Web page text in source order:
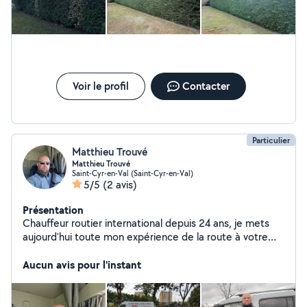
Voir le profil Contacter
Particulier
Matthieu Trouvé
Matthieu Trouvé
Saint-Cyr-en-Val (Saint-Cyr-en-Val)
5/5 (2 avis)
Présentation
Chauffeur routier international depuis 24 ans, je mets
aujourd'hui toute mon expérience de la route à votre
lourds : je peux conduire presque tout type de véhicule,
vous aider pour : convoyage de voitures, utilitaires,
Aucun avis pour l'instant